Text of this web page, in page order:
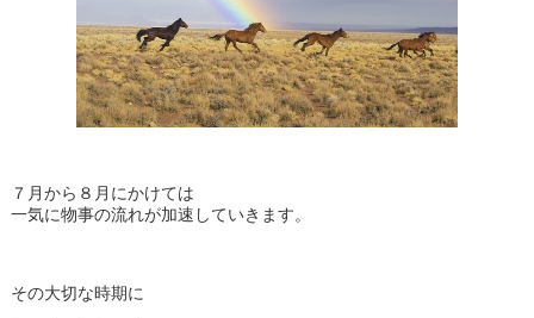
７月から８月にかけては
一気に物事の流れが加速していきます。
その大切な時期に